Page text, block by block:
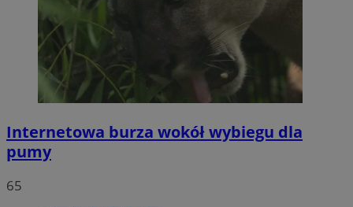
Internetowa burza wokół wybiegu dla
pumy
65